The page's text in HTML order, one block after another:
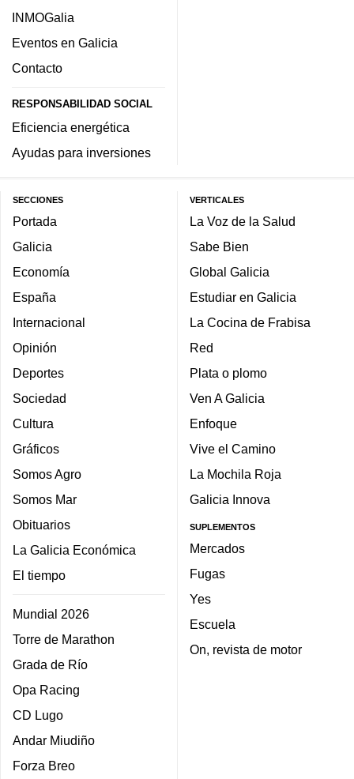
INMOGalia
Eventos en Galicia
Contacto
RESPONSABILIDAD SOCIAL
Eficiencia energética
Ayudas para inversiones
SECCIONES
Portada
Galicia
Economía
España
Internacional
Opinión
Deportes
Sociedad
Cultura
Gráficos
Somos Agro
Somos Mar
Obituarios
La Galicia Económica
El tiempo
Mundial 2026
Torre de Marathon
Grada de Río
Opa Racing
CD Lugo
Andar Miudiño
Forza Breo
VERTICALES
La Voz de la Salud
Sabe Bien
Global Galicia
Estudiar en Galicia
La Cocina de Frabisa
Red
Plata o plomo
Ven A Galicia
Enfoque
Vive el Camino
La Mochila Roja
Galicia Innova
SUPLEMENTOS
Mercados
Fugas
Yes
Escuela
On, revista de motor